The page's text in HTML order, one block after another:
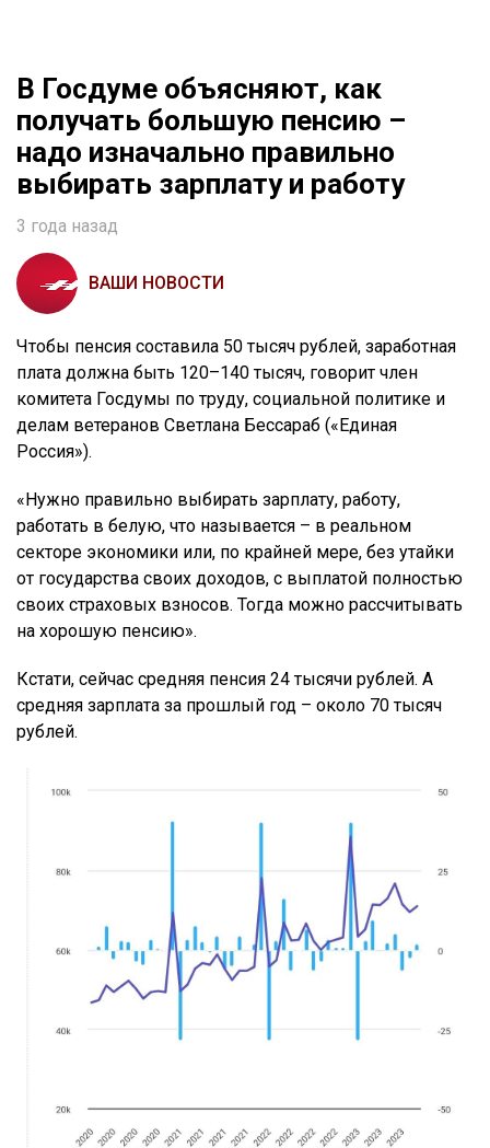
В Госдуме объясняют, как
получать большую пенсию –
надо изначально правильно
выбирать зарплату и работу
3 года назад
ВАШИ НОВОСТИ
Чтобы пенсия составила 50 тысяч рублей, заработная
плата должна быть 120–140 тысяч, говорит член
комитета Госдумы по труду, социальной политике и
делам ветеранов Светлана Бессараб («Единая
Россия»).
«Нужно правильно выбирать зарплату, работу,
работать в белую, что называется – в реальном
секторе экономики или, по крайней мере, без утайки
от государства своих доходов, с выплатой полностью
своих страховых взносов. Тогда можно рассчитывать
на хорошую пенсию».
Кстати, сейчас средняя пенсия 24 тысячи рублей. А
средняя зарплата за прошлый год – около 70 тысяч
рублей.